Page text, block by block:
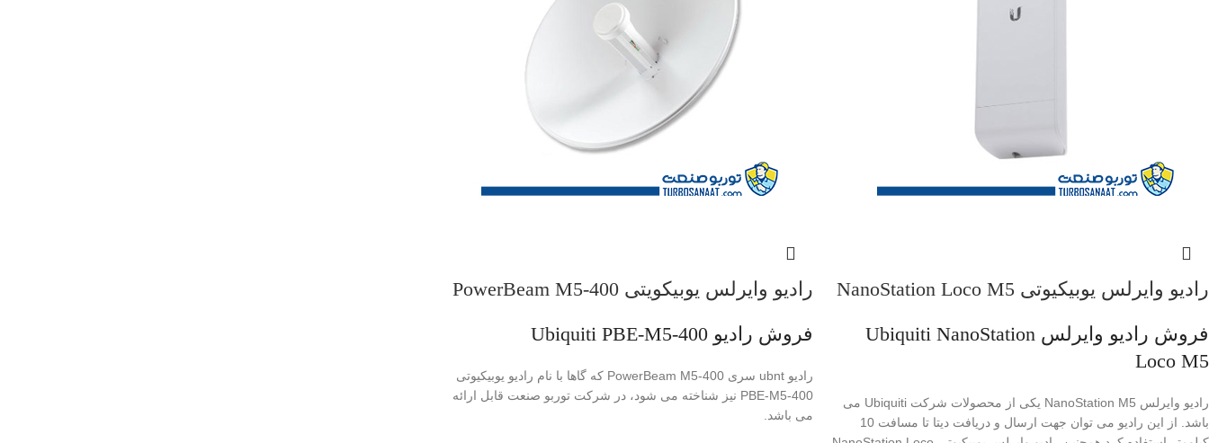
رادیو وایرلس یوبیکیوتی NanoStation Loco M5
فروش رادیو وایرلس Ubiquiti NanoStation
Loco M5
رادیو وایرلس NanoStation M5 یکی از محصولات شرکت Ubiquiti می
باشد. از این رادیو می توان جهت ارسال و دریافت دیتا تا مسافت 10
رادیو وایرلس یوبیکویتی PowerBeam M5-400
فروش رادیو Ubiquiti PBE-M5-400
رادیو ubnt سری PowerBeam M5-400 که گاها با نام رادیو یوبیکیوتی
PBE-M5-400 نیز شناخته می شود، در شرکت توربو صنعت قابل ارائه
می باشد.